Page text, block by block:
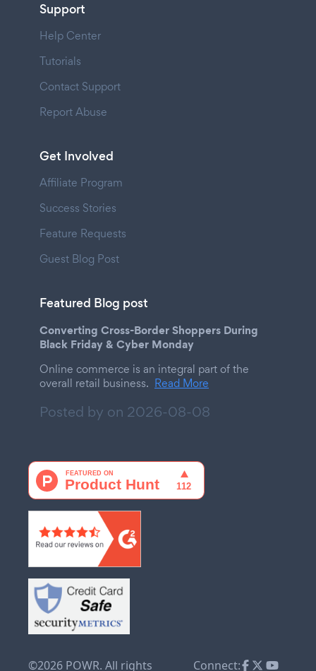
Support
Help Center
Tutorials
Contact Support
Report Abuse
Get Involved
Affiliate Program
Success Stories
Feature Requests
Guest Blog Post
Featured Blog post
Converting Cross-Border Shoppers During
Black Friday & Cyber Monday
Online commerce is an integral part of the
overall retail business. Read More
Posted by on 2026-08-08
©2026 POWR. All rights Connect: